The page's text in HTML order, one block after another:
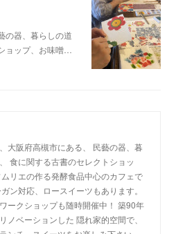
の器、暮らしの道
ョップ、お味噌…
大阪府高槻市にある、 民藝の器、暮
食に関する古書のセレクトショッ
リエの作る発酵食品中心のカフェで
ン対応、ロースイーツもあります。
ークショップも随時開催中！ 築90年
ノベーションした 隠れ家的空間で、